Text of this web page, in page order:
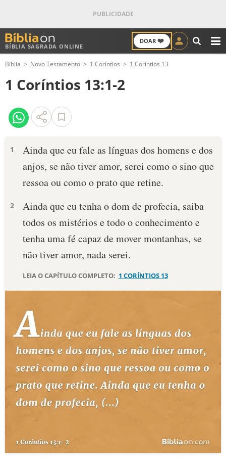
BÍBLIA SAGRADA ONLINE
DOAR ❤️
ANTIGO TESTAMENTO
NOVO TESTAMENTO
VERSÍCULOS
PALAVRA DO DIA
DEVOCIONAL DIÁRIO
10 MANDAMENTOS
ESTUDOS BÍBLICOS
TEMAS
PERGUNTE À BÍBLIA IA
TERMO BÍBLICO
QUEM SOMOS
Bíblia Novo Testamento 1 Coríntios 1 Coríntios 13
1 Coríntios 13:1-2
1
Ainda que eu fale as línguas dos homens e dos
anjos, se não tiver amor, serei como o sino que
ressoa ou como o prato que retine.
2
Ainda que eu tenha o dom de profecia, saiba
todos os mistérios e todo o conhecimento e
tenha uma fé capaz de mover montanhas, se
não tiver amor, nada serei.
LEIA O CAPÍTULO COMPLETO: 1 CORÍNTIOS 13